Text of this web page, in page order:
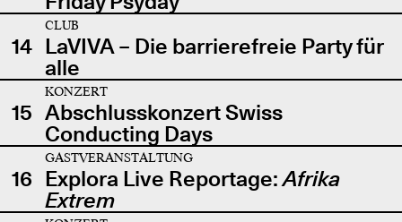
14
CLUB
LaVIVA – Die barrierefreie Party für
alle
15
KONZERT
Abschlusskonzert Swiss
Conducting Days
16
GASTVERANSTALTUNG
Explora Live Reportage:Afrika
Extrem